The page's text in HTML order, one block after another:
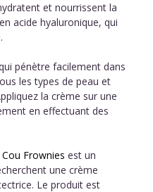
et nourrissent la
acide hyaluronique, qui
pénètre facilement dans
les types de peau et
la crème sur une
en effectuant des
Frownies est un
une crème
Le produit est